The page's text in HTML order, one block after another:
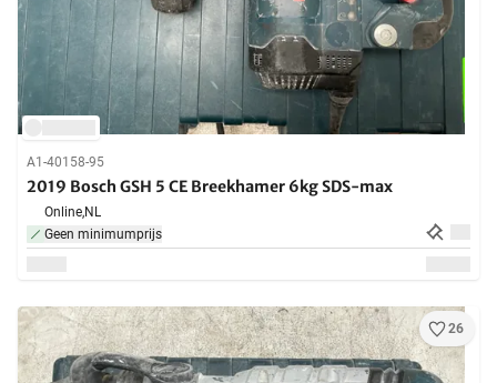
A1-40158-95
2019 Bosch GSH 5 CE Breekhamer 6kg SDS-max
Online,NL
Geen minimumprijs
26